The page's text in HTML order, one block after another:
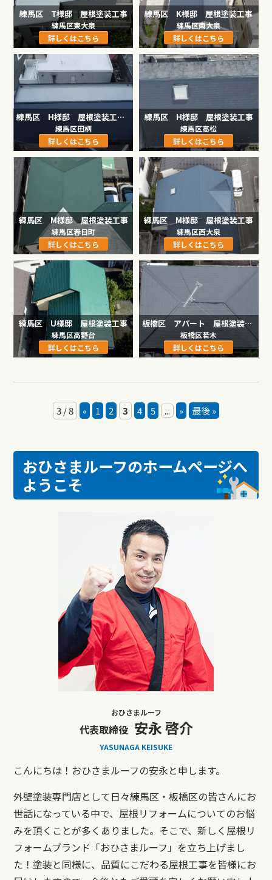
練馬区 T様邸 屋根塗装工事
練馬区東大泉
詳しくはこちら
練馬区 K様邸 屋根塗装工事
練馬区南大泉
詳しくはこちら
練馬区 H様邸 屋根塗装工事/屋上防水工事
練馬区田柄
詳しくはこちら
練馬区 H様邸 屋根塗装工事
練馬区高松
詳しくはこちら
練馬区 M様邸 屋根塗装工事
練馬区春日町
詳しくはこちら
練馬区 M様邸 屋根塗装工事
練馬区西大泉
詳しくはこちら
練馬区 U様邸 屋根塗装工事
練馬区高野台
詳しくはこちら
板橋区 アパート 屋根塗装工事
板橋区若木
詳しくはこちら
3 / 8 « 1 2 3 4 5 ... » 最後 »
おひさまルーフのホームページへ
ようこそ
おひさまルーフ
代表取締役 安永 啓介
YASUNAGA KEISUKE
こんにちは！おひさまルーフの安永と申します。
外壁塗装専門店として日々練馬区・板橋区の皆さんにお
世話になっている中で、屋根リフォームについてのお悩
みを頂くことが多くありました。そこで、新しく屋根リ
フォームブランド「おひさまルーフ」を立ち上げまし
た！塗装と同様に、品質にこだわる屋根工事を皆様にお